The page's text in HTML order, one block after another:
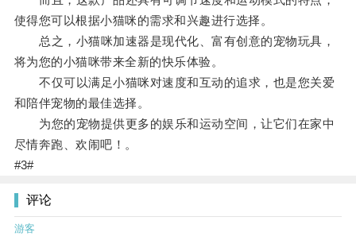
使得您可以根据小猫咪的需求和兴趣进行选择。
总之，小猫咪加速器是现代化、富有创意的宠物玩具，
将为您的小猫咪带来全新的快乐体验。
不仅可以满足小猫咪对速度和互动的追求，也是您关爱
和陪伴宠物的最佳选择。
为您的宠物提供更多的娱乐和运动空间，让它们在家中
尽情奔跑、欢闹吧！。
#3#
评论
游客